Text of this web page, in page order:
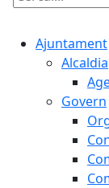
Cercar:
Ajuntament
Alcaldia
Govern